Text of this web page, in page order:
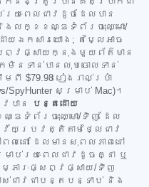
ៈពេលជាវដូចដែលបាន
លក្ខខណ្ឌទំព័រចុះឈ្មោះ/
យឯកសារយោង; តម្លៃអាច
សព្វផ្សាយក្នុងមួយព័ត៌មាន
ទាន់បានលុបចោលទាន់
ើមពី $79.98 រៀងរាល់ប្រាំ
SpyHunter សម្រាប់ Mac)។
បាន
បន្តដោយ
ទំព័រចុះឈ្មោះ/ទិញ ដែល
យប្រវត្តិតាមថ្លៃជាវ
នោះ ដែលមានសុពលភាពនៅ
រយៈពេលជាវដូចគ្នា ឬ
ភារៈផ្សព្វផ្សាយ/ទិញ
ជាវជាបន្តបន្ទាប់ និង